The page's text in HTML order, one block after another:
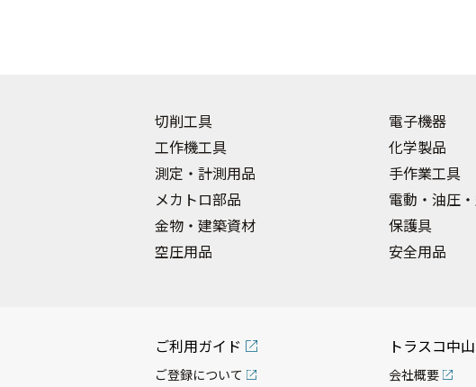
切削工具
工作機工具
測定・計測用品
メカトロ部品
金物・建築資材
空圧用品
電子機器
化学製品
手作業工具
電動・油圧
保護具
安全用品
ご利用ガイド
ご登録について
トラスコ中
会社概要